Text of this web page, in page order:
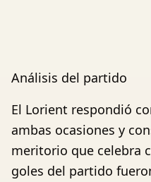
Análisis del partido
El Lorient respondió
ambas ocasiones y
meritorio que celebra
goles del partido